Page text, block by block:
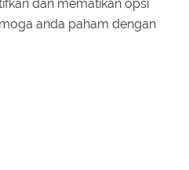
dan mematikan opsi
anda paham dengan